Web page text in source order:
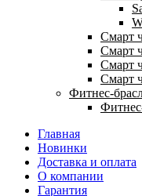
Смарт
Смарт
Смарт
Смарт
Фитнес-
Главная
Новинки
Доставка и оплата
О компании
Гарантия